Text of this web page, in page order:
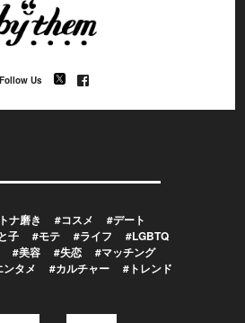
Follow Us
ナ磨き #コスメ
#デート
子 #モテ #ライフ
#LGBTQ
#美容 #失恋
#マッチング
ンタメ #カルチャー #トレンド